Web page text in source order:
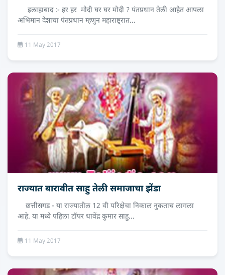
इलाहाबाद :- हर हर मोदी घर घर मोदी ? पंतप्रधान तेली आहेत आपला
अभिमान देशाचा पंतप्रधान म्हणुन महाराष्ट्रात...
11 May 2017
राज्यात बारावीत साहु तेली समाजाचा झेंडा
छत्तीसगड - या राज्यातील 12 वी परिक्षेचा निकाल नुकताच लागला
आहे. या मध्ये पहिला टॉपर धावेंद्र कुमार साहु...
11 May 2017